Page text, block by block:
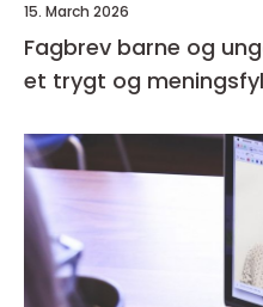
15. March 2026
Fagbrev barne og
et trygt og